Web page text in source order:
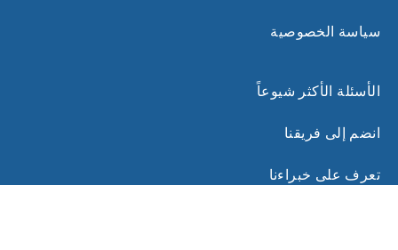
سياسة الخصوصية
الأسئلة الأكثر شيوعاً
انضم إلى فريقنا
تعرف على خبراءنا